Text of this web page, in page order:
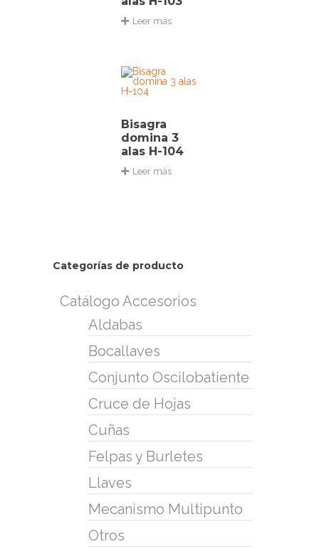
Leer más
Bisagra
domina 3
alas H-104
Leer más
Categorías de producto
Catálogo Accesorios
Aldabas
Bocallaves
Conjunto Oscilobatiente
Cruce de Hojas
Cuñas
Felpas y Burletes
Llaves
Mecanismo Multipunto
Otros